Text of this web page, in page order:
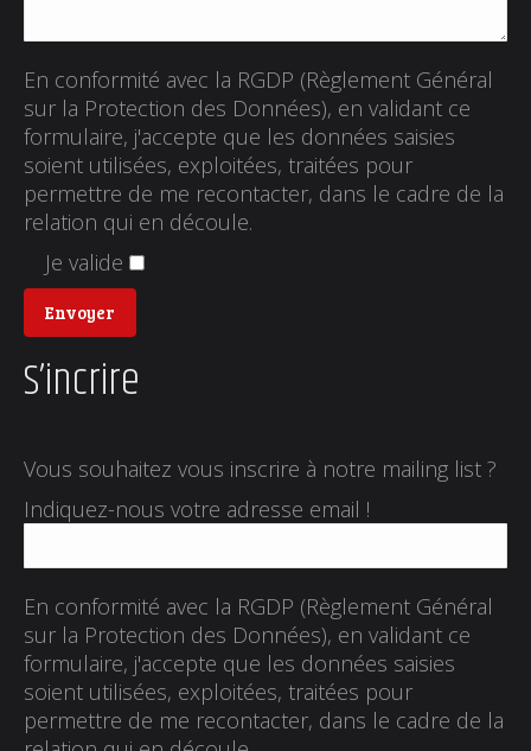
En conformité avec la RGDP (Règlement Général
sur la Protection des Données), en validant ce
formulaire, j'accepte que les données saisies
soient utilisées, exploitées, traitées pour
permettre de me recontacter, dans le cadre de la
relation qui en découle.
Je valide
S’incrire
Vous souhaitez vous inscrire à notre mailing list ?
Indiquez-nous votre adresse email !
En conformité avec la RGDP (Règlement Général
sur la Protection des Données), en validant ce
formulaire, j'accepte que les données saisies
soient utilisées, exploitées, traitées pour
permettre de me recontacter, dans le cadre de la